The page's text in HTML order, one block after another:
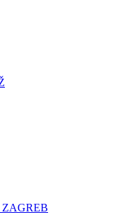
ZAGREB